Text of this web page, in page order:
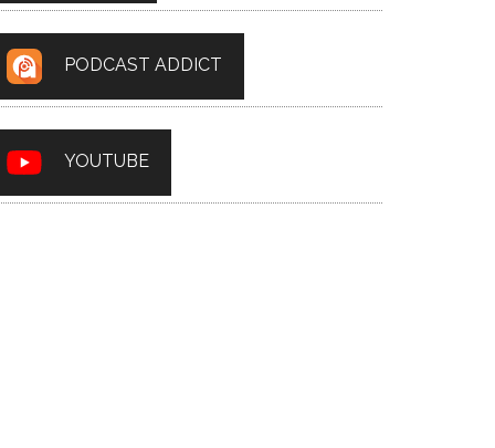
PODCAST ADDICT
YOUTUBE